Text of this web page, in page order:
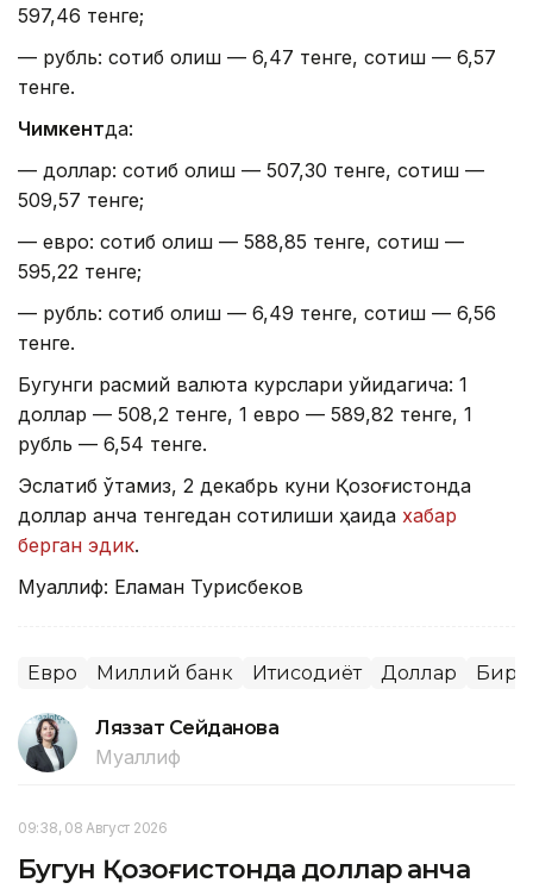
597,46 тенге;
— рубль: сотиб олиш — 6,47 тенге, сотиш — 6,57
тенге.
Чимкентда:
— доллар: сотиб олиш — 507,30 тенге, сотиш —
509,57 тенге;
— евро: сотиб олиш — 588,85 тенге, сотиш —
595,22 тенге;
— рубль: сотиб олиш — 6,49 тенге, сотиш — 6,56
тенге.
Бугунги расмий валюта курслари қуйидагича: 1
доллар — 508,2 тенге, 1 евро — 589,82 тенге, 1
рубль — 6,54 тенге.
Эслатиб ўтамиз, 2 декабрь куни Қозоғистонда
доллар қанча тенгедан сотилиши ҳақида хабар
берган эдик.
Муаллиф: Еламан Турисбеков
Евро Миллий банк Иқтисодиёт Доллар
Ляззат Сейданова
Муаллиф
09:38, 08 Август 2026
Бугун Қозоғистонда доллар қанча